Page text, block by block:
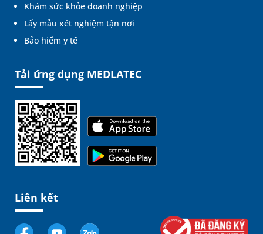
Khám sức khỏe doanh nghiệp
Lấy mẫu xét nghiệm tận nơi
Bảo hiểm y tế
Tải ứng dụng MEDLATEC
Liên kết